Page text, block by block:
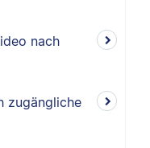
nach
zugängliche